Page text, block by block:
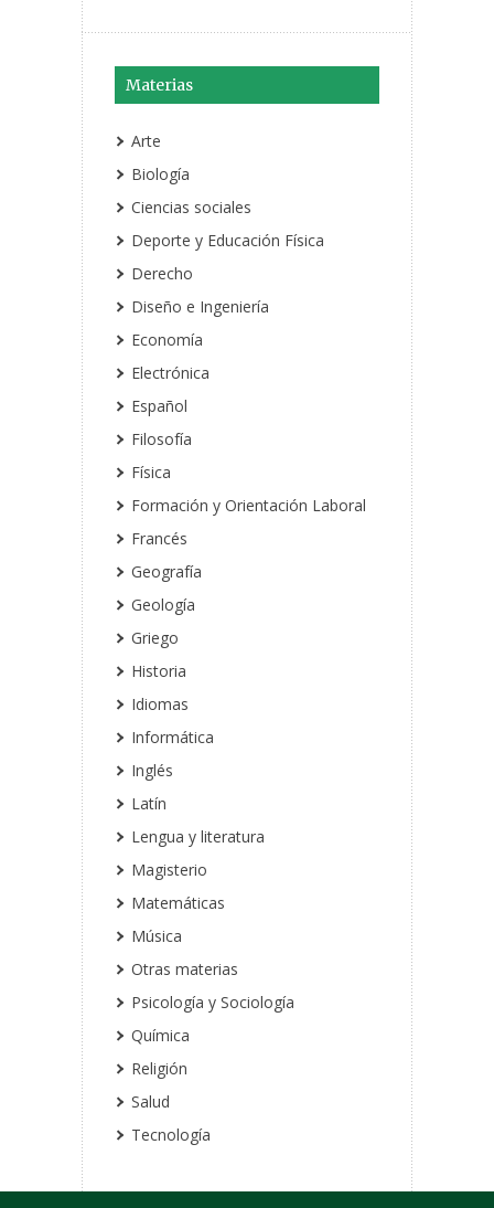
Materias
Arte
Biología
Ciencias sociales
Deporte y Educación Física
Derecho
Diseño e Ingeniería
Economía
Electrónica
Español
Filosofía
Física
Formación y Orientación Laboral
Francés
Geografía
Geología
Griego
Historia
Idiomas
Informática
Inglés
Latín
Lengua y literatura
Magisterio
Matemáticas
Música
Otras materias
Psicología y Sociología
Química
Religión
Salud
Tecnología